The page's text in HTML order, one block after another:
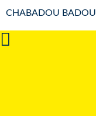
CHABADOU BADOU